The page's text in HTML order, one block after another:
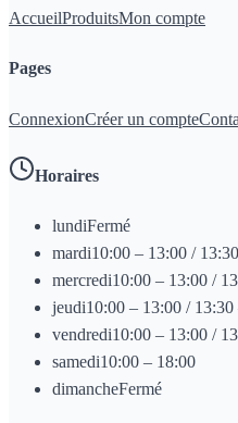
AccueilProduitsMon compte
Pages
ConnexionCréer un compte
Horaires
lundiFermé
mardi10:00 – 13:00 /
mercredi10:00 – 13:00 /
jeudi10:00 – 13:00 / 13:30
vendredi10:00 – 13:00 /
samedi10:00 – 18:00
dimancheFermé